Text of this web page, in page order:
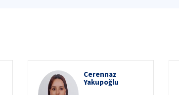
Cerennaz
Yakupoğlu